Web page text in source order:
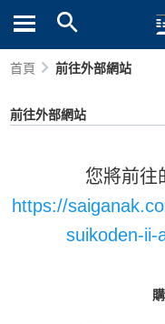
首頁 前往外部網站
前往外部網站
您將前往
https://
suikoden-ii-